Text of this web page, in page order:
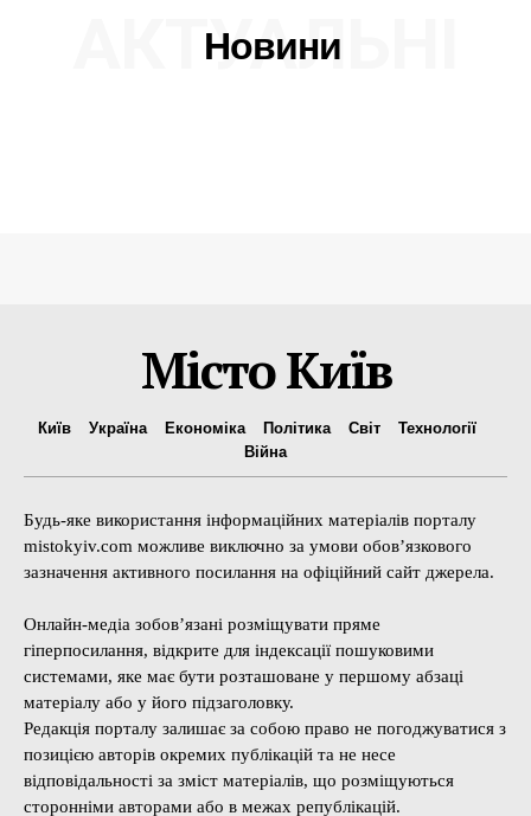
Новини
АКТУАЛЬНІ
Місто Київ
Київ Україна Економіка Політика Світ
Технології
Війна
Будь-яке використання інформаційних матеріалів порталу
mistokyiv.com можливе виключно за умови обов’язкового
зазначення активного посилання на офіційний сайт джерела.
Онлайн-медіа зобов’язані розміщувати пряме
гіперпосилання, відкрите для індексації пошуковими
системами, яке має бути розташоване у першому абзаці
матеріалу або у його підзаголовку.
Редакція порталу залишає за собою право не погоджуватися з
позицією авторів окремих публікацій та не несе
відповідальності за зміст матеріалів, що розміщуються
сторонніми авторами або в межах републікацій.